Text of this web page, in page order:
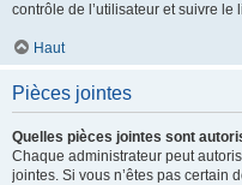
contrôle de l’utilisateur et suivre le
Haut
Pièces jointes
Quelles pièces jointes sont
Chaque administrateur peut
jointes. Si vous n’êtes pas certain